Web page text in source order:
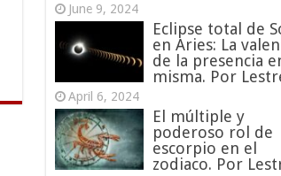
June 9, 2024
Eclipse total de
en Aries: La
de la presencia
misma. Por
April 6, 2024
El múltiple y
poderoso rol de
escorpio en el
zodiaco. Por